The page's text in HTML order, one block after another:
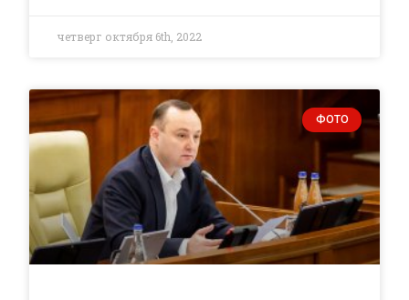
четверг октября 6th, 2022
ФОТО